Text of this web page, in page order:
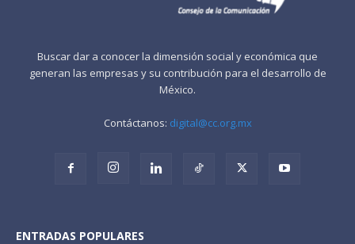
Buscar dar a conocer la dimensión social y económica que
generan las empresas y su contribución para el desarrollo de
México.
Contáctanos: digital@cc.org.mx
ENTRADAS POPULARES